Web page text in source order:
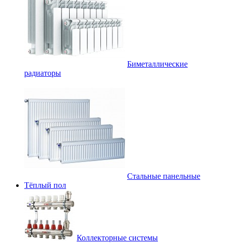
Биметаллические
радиаторы
Стальные панельные
Тёплый пол
Коллекторные системы